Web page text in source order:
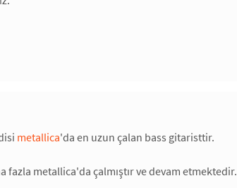
metallica'da en uzun çalan bass gitaristtir.
fazla metallica'da çalmıştır ve devam etmektedir.